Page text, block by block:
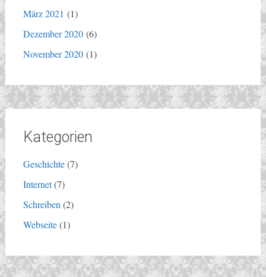
März 2021 (1)
Dezember 2020(6)
November 2020(1)
Kategorien
Geschichte(7)
Internet(7)
Schreiben (2)
Webseite(1)